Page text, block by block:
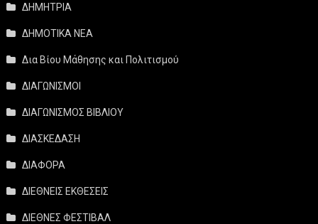
ΔΗΜΗΤΡΙΑ
ΔΗΜΟΤΙΚΑ ΝΕΑ
Δια Βίου Μάθησης και Πολιτισμού
ΔΙΑΓΩΝΙΣΜΟΙ
ΔΙΑΓΩΝΙΣΜΟΣ ΒΙΒΛΙΟΥ
ΔΙΑΣΚΕΔΑΣΗ
ΔΙΑΦΟΡΑ
ΔΙΕΘΝΕΙΣ ΕΚΘΕΣΕΙΣ
ΔΙΕΘΝΕΣ ΦΕΣΤΙΒΑΛ